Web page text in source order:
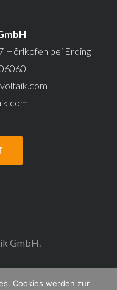
Hörlkofen bei Erding
GmbH.
Cookies werden zur